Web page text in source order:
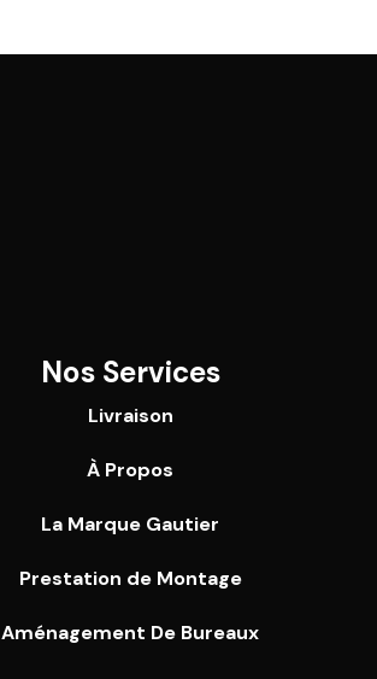
Nos Services
Livraison
À Propos
La Marque Gautier
Prestation de Montage
Aménagement De Bureaux